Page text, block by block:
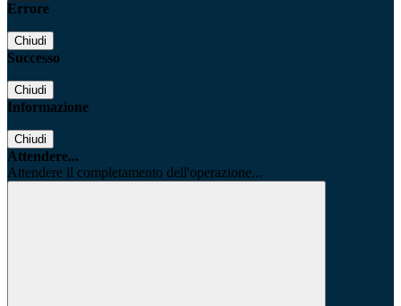
Errore
Chiudi
Successo
Chiudi
Informazione
Chiudi
Attendere...
Attendere il completamento dell'operazione...